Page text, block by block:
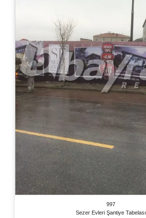
997
Sezer Evleri Şantiye Tabelası